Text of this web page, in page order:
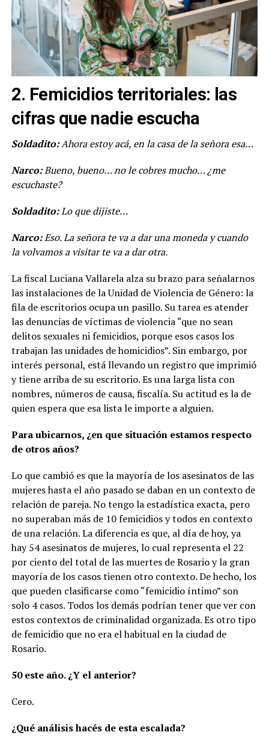
2. Femicidios territoriales: las
cifras que nadie escucha
Soldadito:Ahora estoy acá, en la casa de la señora esa…
Narco:Bueno, bueno… no le cobres mucho… ¿me
escuchaste?
Soldadito:Lo que dijiste…
Narco:Eso. La señora te va a dar una moneda y cuando
la volvamos a visitar te va a dar otra.
La fiscal Luciana Vallarela alza su brazo para señalarnos
las instalaciones de la Unidad de Violencia de Género: la
fila de escritorios ocupa un pasillo. Su tarea es atender
las denuncias de víctimas de violencia “que no sean
delitos sexuales ni femicidios, porque esos casos los
trabajan las unidades de homicidios”. Sin embargo, por
interés personal, está llevando un registro que imprimió
y tiene arriba de su escritorio. Es una larga lista con
nombres, números de causa, fiscalía. Su actitud es la de
quien espera que esa lista le importe a alguien.
Para ubicarnos, ¿en que situación estamos respecto
de otros años?
Lo que cambió es que la mayoría de los asesinatos de las
mujeres hasta el año pasado se daban en un contexto de
relación de pareja. No tengo la estadística exacta, pero
no superaban más de 10 femicidios y todos en contexto
de una relación. La diferencia es que, al día de hoy, ya
hay 54 asesinatos de mujeres, lo cual representa el 22
por ciento del total de las muertes de Rosario y la gran
mayoría de los casos tienen otro contexto. De hecho, los
que pueden clasificarse como “femicidio íntimo” son
solo 4 casos. Todos los demás podrían tener que ver con
estos contextos de criminalidad organizada. Es otro tipo
de femicidio que no era el habitual en la ciudad de
Rosario.
50 este año. ¿Y el anterior?
Cero.
¿Qué análisis hacés de esta escalada?